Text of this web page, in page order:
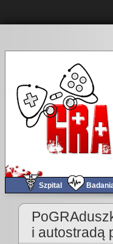
Szpital
Obchód tygodnia #672 –
i autostradą